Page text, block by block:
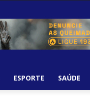
ESPORTE SAÚDE